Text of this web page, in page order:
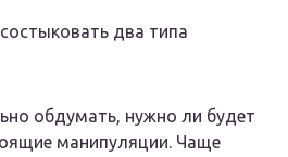
два типа
обдумать, нужно ли будет
манипуляции. Чаще